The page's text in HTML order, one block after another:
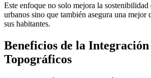
Este enfoque no solo mejora la sostenibilidad
urbanos sino que también asegura una mejor
sus habitantes.
Beneficios de la Integración
Topográficos